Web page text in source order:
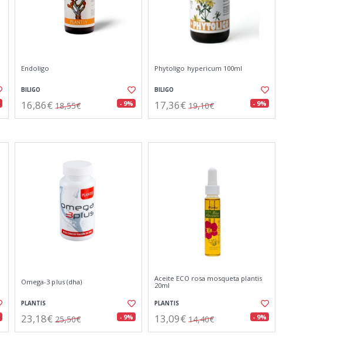
Endoligo
BILIGO
16,86€ 18,55€ - 9%
Phytoligo hypericum 100ml
BILIGO
17,36€ 19,10€ - 9%
Omega-3 plus (dha)
PLANTIS
23,18€ 25,50€ - 9%
Aceite ECO rosa mosqueta plantis
20ml
PLANTIS
13,09€ 14,40€ - 9%